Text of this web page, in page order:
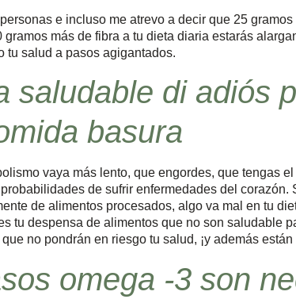
e incluso me atrevo a decir que 25
gramos más de fibra a tu dieta diaria estarás
tu salud a pasos agigantados.
saludable di adiós
basura
vaya más lento, que engordes, que tengas
de sufrir enfermedades del corazón.
de alimentos procesados, algo va mal en tu
tu despensa de alimentos que no son saludable
no pondrán en riesgo tu salud, ¡y además
omega -3 son